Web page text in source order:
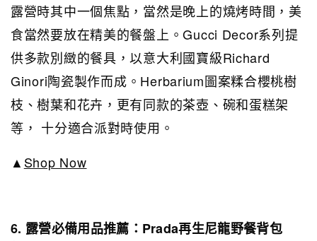
露營時其中一個焦點，當然是晚上的燒烤時間，美
食當然要放在精美的餐盤上。Gucci Decor系列提
供多款別緻的餐具，以意大利國寶級Richard
Ginori陶瓷製作而成。Herbarium圖案糅合櫻桃樹
枝、樹葉和花卉，更有同款的茶壺、碗和蛋糕架
等， 十分適合派對時使用。
▲ Shop Now
6. 露營必備用品推薦：Prada再生尼龍野餐背包